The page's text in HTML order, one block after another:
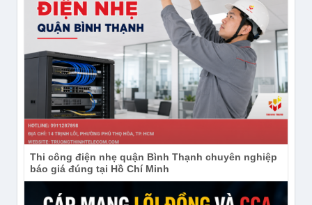
Thi công điện nhẹ quận Bình Thạnh chuyên nghiệp
báo giá đúng tại Hồ Chí Minh